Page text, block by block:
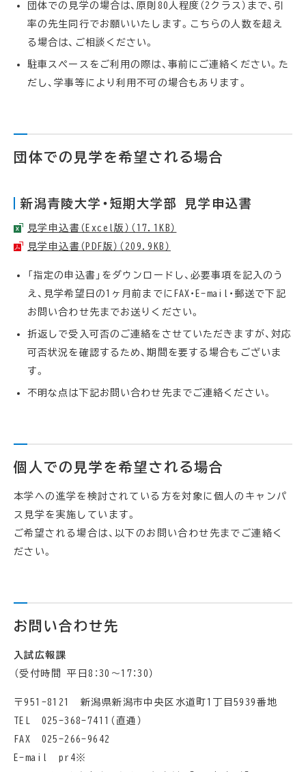
団体での見学の場合は、原則80人程度（2クラス）まで、引
率の先生同行でお願いいたします。こちらの人数を超え
る場合は、ご相談ください。
駐車スペースをご利用の際は、事前にご連絡ください。た
だし、学事等により利用不可の場合もあります。
団体での見学を希望される場合
新潟青陵大学・短期大学部 見学申込書
見学申込書（Excel版）（17.1KB）
見学申込書（PDF版）（209.9KB）
「指定の申込書」をダウンロードし、必要事項を記入のう
え、見学希望日の1ヶ月前までにFAX・E-mail・郵送で下記
お問い合わせ先までお送りください。
折返しで受入可否のご連絡をさせていただきますが、対応
可否状況を確認するため、期間を要する場合もございま
す。
不明な点は下記お問い合わせ先までご連絡ください。
個人での見学を希望される場合
本学への進学を検討されている方を対象に個人のキャンパ
ス見学を実施しています。
ご希望される場合は、以下のお問い合わせ先までご連絡く
ださい。
お問い合わせ先
入試広報課
（受付時間 平日8：30～17：30）
〒951-8121 新潟県新潟市中央区水道町1丁目5939番地
TEL 025-368-7411（直通）
FAX 025-266-9642
E-mail pr4※